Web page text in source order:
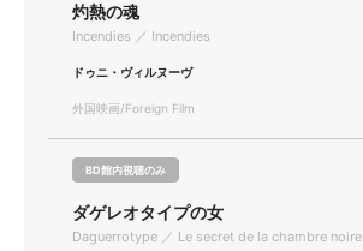
灼熱の魂
Incendies ／ Incendies
ドゥニ・ヴィルヌーヴ
外国映画/Foreign Film
BD館内視聴のみ
ダゲレオタイプの女
Daguerrotype ／ Le secret de la chambre noire